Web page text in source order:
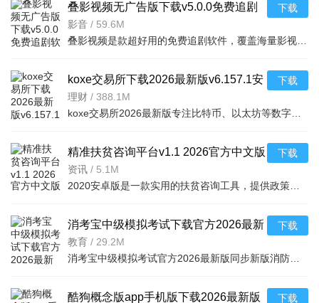
叠影视频无广告版下载v5.0.0免费追剧
软件
影音 / 59.6M
下载
koxe交易所下载2026最新版v6.157.1安
卓版
理财 / 388.1M
下载
精准扶贫咨询平台v1.1 2026官方中文版
资讯 / 5.1M
下载
消考宝中级模拟考试下载官方2026最新
版v4.1.32安卓最新版
教育 / 29.2M
下载
酷狗概念版app手机版下载2026最新版 下载